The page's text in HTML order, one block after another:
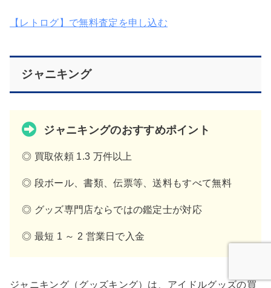
【レトログ】で無料査定を申し込む
ジャニキング
ジャニキングのおすすめポイント
◎ 買取依頼 1.3 万件以上
◎ 段ボール、書類、伝票等、送料もすべて無料
◎ グッズ専門店ならではの鑑定士が対応
◎ 最短 1 ～ 2 営業日で入金
ジャニキング（グッズキング）は、アイドルグッズの買